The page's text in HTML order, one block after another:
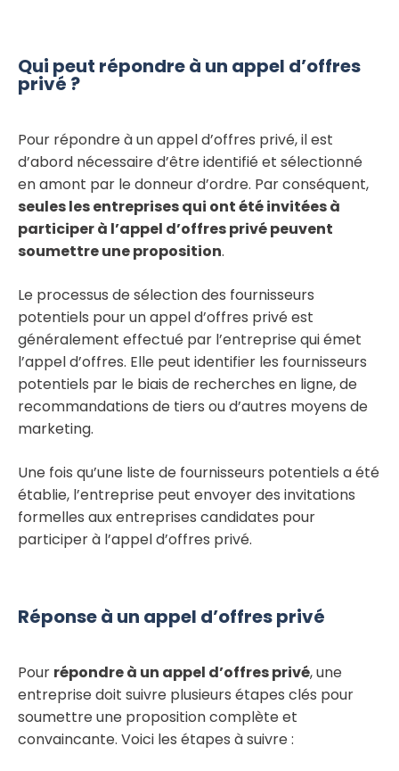
Qui peut répondre à un appel d’offres
privé ?
Pour répondre à un appel d’offres privé, il est
d’abord nécessaire d’être identifié et sélectionné
en amont par le donneur d’ordre. Par conséquent,
seules les entreprises qui ont été invitées à
participer à l’appel d’offres privé peuvent
soumettre une proposition.
Le processus de sélection des fournisseurs
potentiels pour un appel d’offres privé est
généralement effectué par l’entreprise qui émet
l’appel d’offres. Elle peut identifier les fournisseurs
potentiels par le biais de recherches en ligne, de
recommandations de tiers ou d’autres moyens de
marketing.
Une fois qu’une liste de fournisseurs potentiels a été
établie, l’entreprise peut envoyer des invitations
formelles aux entreprises candidates pour
participer à l’appel d’offres privé.
Réponse à un appel d’offres privé
Pour répondre à un appel d’offres privé, une
entreprise doit suivre plusieurs étapes clés pour
soumettre une proposition complète et
convaincante. Voici les étapes à suivre :